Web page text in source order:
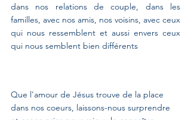
dans nos relations de couple, dans les
familles, avec nos amis, nos voisins, avec ceux
qui nous ressemblent et aussi envers ceux
qui nous semblent bien différents
Que l'amour de Jésus trouve de la place
dans nos coeurs, laissons-nous surprendre